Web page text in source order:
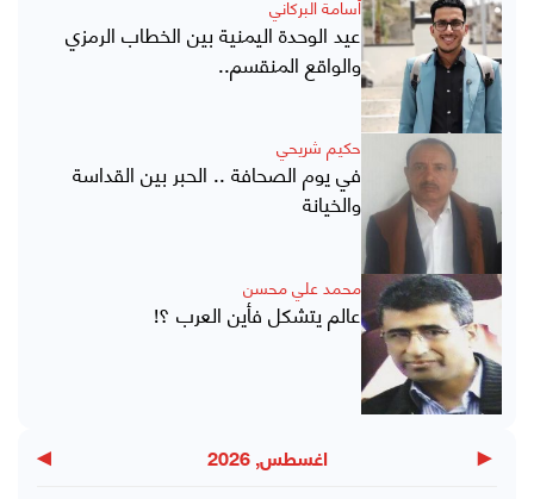
أسامة البركاني
عيد الوحدة اليمنية بين الخطاب الرمزي
والواقع المنقسم..
حكيم شريحي
في يوم الصحافة .. الحبر بين القداسة
والخيانة
محمد علي محسن
عالم يتشكل فأين العرب ؟!
◀ اغسطس, 2026 ▶